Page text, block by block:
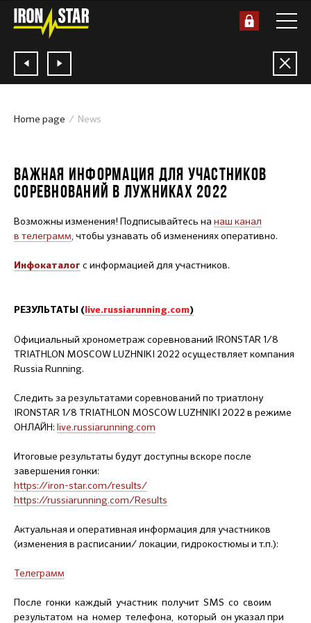
Home page News
ВАЖНАЯ ИНФОРМАЦИЯ ДЛЯ УЧАСТНИКОВ
СОРЕВНОВАНИЙ В ЛУЖНИКАХ 2022
Возможны изменения! Подписывайтесь на наш канал
в телеграмм, чтобы узнавать об изменениях оперативно.
Инфокаталог с информацией для участников.
РЕЗУЛЬТАТЫ ( live.russiarunning.com)
Официальный хронометраж соревнований IRONSTAR 1/8
TRIATHLON MOSCOW LUZHNIKI 2022 осуществляет компания
Russia Running.
Следить за результатами соревнований по триатлону
IRONSTAR 1/8 TRIATHLON MOSCOW LUZHNIKI 2022 в режиме
ОНЛАЙН: live.russiarunning.com
Итоговые результаты будут доступны вскоре после
завершения гонки:
https://iron-star.com/results/
https://russiarunning.com/Results
Актуальная и оперативная информация для участников
(изменения в расписании/ локации, гидрокостюмы и т.п.):
Телеграмм
После гонки каждый участник получит SMS со своим
результатом на номер телефона, который он указал при